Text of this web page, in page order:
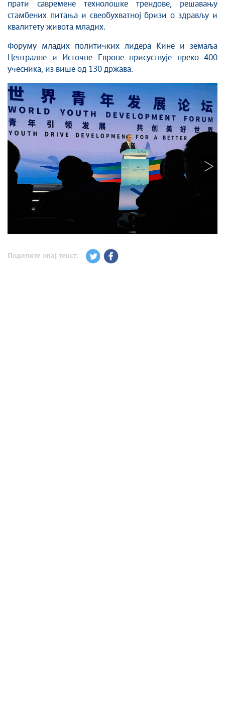
прати савремене технолошке трендове, решавању
стамбених питања и свеобухватној бризи о здрављу и
квалитету живота младих.
Форуму младих политичких лидера Кине и земаља
Централне и Источне Европе присуствује преко 400
учесника, из више од 130 држава.
Поделите овај текст: